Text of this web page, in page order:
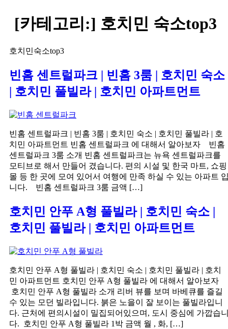
[카테고리:] 호치민 숙소top3
호치민숙소top3
빈홈 센트럴파크 | 빈홈 3룸 | 호치민 숙소
| 호치민 풀빌라 | 호치민 아파트먼트
빈홈 센트럴파크 | 빈홈 3룸 | 호치민 숙소 | 호치민 풀빌라 | 호
치민 아파트먼트 빈홈 센트럴파크 에 대해서 알아보자 빈홈
센트럴파크 3룸 소개 빈홈 센트럴파크는 뉴욕 센트럴파크를
모티브로 해서 만들어 겼습니다. 편의 시설 및 한국 마트, 쇼핑
몰 등 한 곳에 모여 있어서 여행에 만족 하실 수 있는 아파트
니다. 빈홈 센트럴파크 3룸 금액 […]
호치민 안푸 A형 풀빌라 | 호치민 숙소 |
호치민 풀빌라 | 호치민 아파트먼트
호치민 안푸 A형 풀빌라 | 호치민 숙소 | 호치민 풀빌라 | 호치
민 아파트먼트 호치민 안푸 A형 풀빌라 에 대해서 알아보자
호치민 안푸 A형 풀빌라 소개 리버 뷰를 보며 바베큐를 즐길
수 있는 모던 빌라입니다. 붉은 노을이 잘 보이는 풀빌라입니
다. 근처에 편의시설이 밀집되어있으며, 도시 중심에 가깝습
다. 호치민 안푸 A형 풀빌라 1박 금액 월 , 화, […]